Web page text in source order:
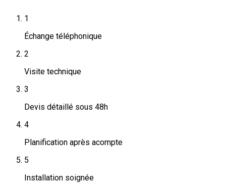
1
Échange téléphonique
2
Visite technique
3
Devis détaillé sous 48h
4
Planification après acompte
5
Installation soignée